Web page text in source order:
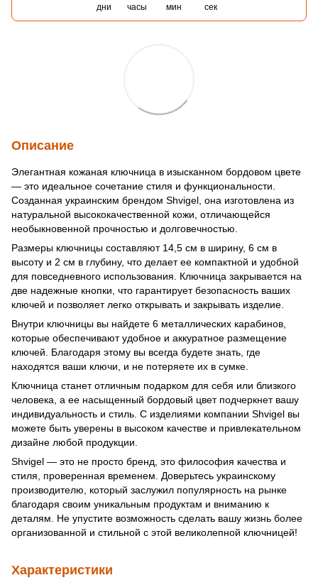
дни часы мин сек
Описание
Элегантная кожаная ключница в изысканном бордовом цвете
— это идеальное сочетание стиля и функциональности.
Созданная украинским брендом Shvigel, она изготовлена из
натуральной высококачественной кожи, отличающейся
необыкновенной прочностью и долговечностью.
Размеры ключницы составляют 14,5 см в ширину, 6 см в
высоту и 2 см в глубину, что делает ее компактной и удобной
для повседневного использования. Ключница закрывается на
две надежные кнопки, что гарантирует безопасность ваших
ключей и позволяет легко открывать и закрывать изделие.
Внутри ключницы вы найдете 6 металлических карабинов,
которые обеспечивают удобное и аккуратное размещение
ключей. Благодаря этому вы всегда будете знать, где
находятся ваши ключи, и не потеряете их в сумке.
Ключница станет отличным подарком для себя или близкого
человека, а ее насыщенный бордовый цвет подчеркнет вашу
индивидуальность и стиль. С изделиями компании Shvigel вы
можете быть уверены в высоком качестве и привлекательном
дизайне любой продукции.
Shvigel — это не просто бренд, это философия качества и
стиля, проверенная временем. Доверьтесь украинскому
производителю, который заслужил популярность на рынке
благодаря своим уникальным продуктам и вниманию к
деталям. Не упустите возможность сделать вашу жизнь более
организованной и стильной с этой великолепной ключницей!
Характеристики